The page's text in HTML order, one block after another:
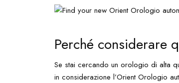
Perché considerare
Se stai cercando un orologio di alta
in considerazione l’Orient Orologio